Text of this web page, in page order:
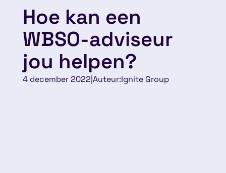
Hoe kan een
WBSO-adviseur
jou helpen?
4 december 2022 Auteur:Ignite Group